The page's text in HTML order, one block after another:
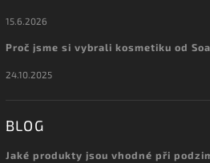
15.6.2026
Proč jsme si vybrali kosmetiku od
24.10.2025
BLOG
Jaké produkty jsou vhodné při